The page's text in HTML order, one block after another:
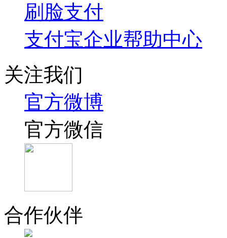
刷脸支付
支付宝企业帮助中心
关注我们
官方微博
官方微信
合作伙伴